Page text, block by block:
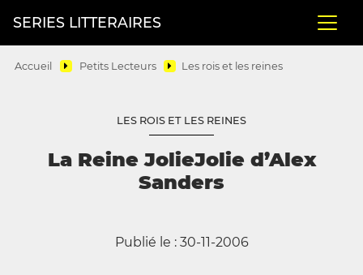
SERIES LITTERAIRES
Accueil Petits Lecteurs Les rois et les reines
LES ROIS ET LES REINES
La Reine JolieJolie d’Alex
Sanders
Publié le : 30-11-2006